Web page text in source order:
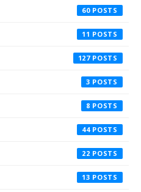
60
11
127
3
8
44
22
13